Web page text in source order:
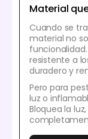
Material
Cuando se
material no
resistente a
duradero y
Pero para
luz o
Bloquea la